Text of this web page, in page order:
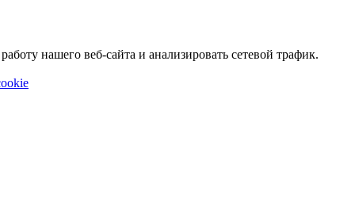
нашего веб-сайта и анализировать сетевой трафик.